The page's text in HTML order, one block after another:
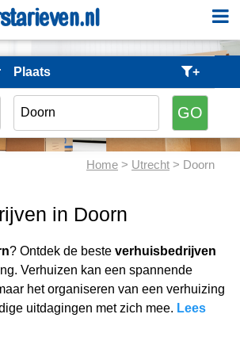
Plaats +
Home > Utrecht > Doorn
in Doorn
? Ontdek de beste verhuisbedrijven
Verhuizen kan een spannende
het organiseren van een verhuizing
uitdagingen met zich mee. Lees